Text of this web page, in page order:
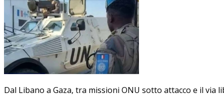
Dal Libano a Gaza, tra missioni ONU sotto attacco e il